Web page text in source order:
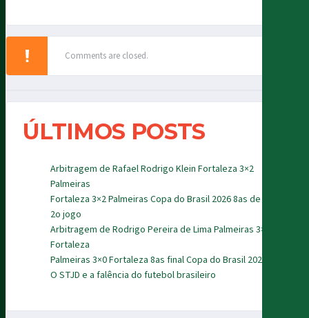
Comments are closed.
ÚLTIMOS POSTS
Arbitragem de Rafael Rodrigo Klein Fortaleza 3×2
Palmeiras
Fortaleza 3×2 Palmeiras Copa do Brasil 2026 8as de final
2o jogo
Arbitragem de Rodrigo Pereira de Lima Palmeiras 3×0
Fortaleza
Palmeiras 3×0 Fortaleza 8as final Copa do Brasil 2026
O STJD e a falência do futebol brasileiro